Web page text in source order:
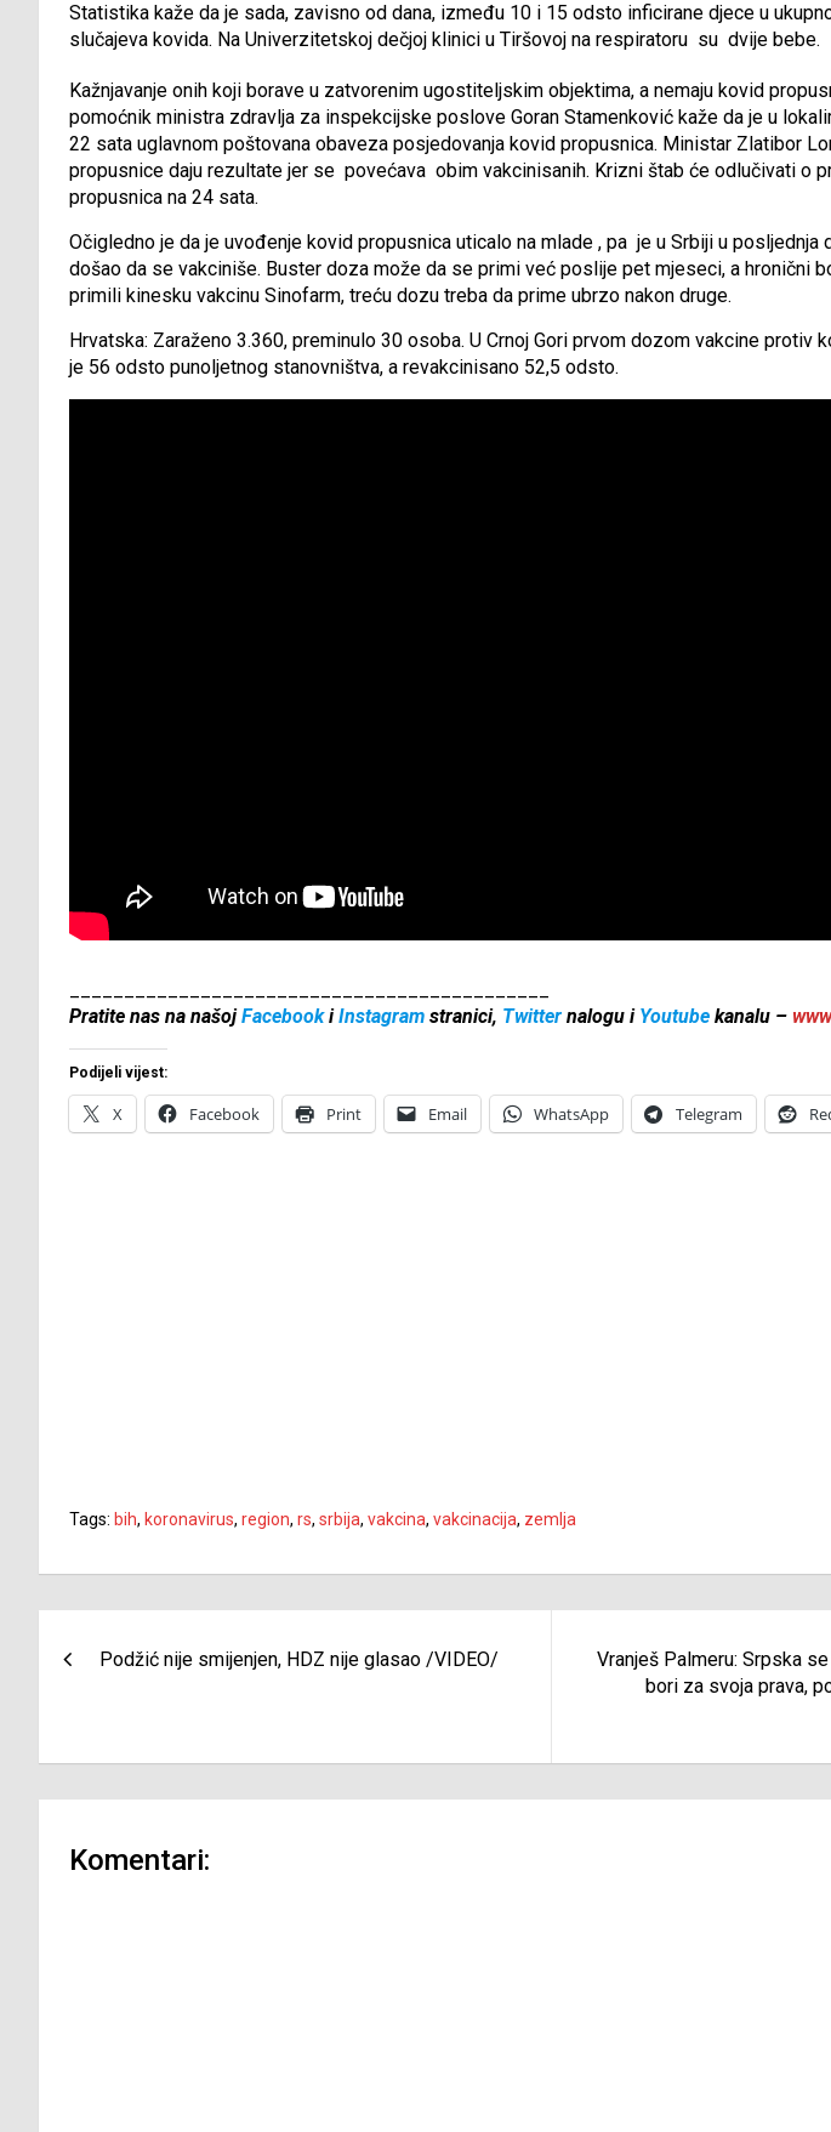
Statistika kaže da je sada, zavisno od dana, između 10 i 15 odsto inficirane djece u
slučajeva kovida. Na Univerzitetskoj dečjoj klinici u Tiršovoj na respiratoru su dvije bebe.
Kažnjavanje onih koji borave u zatvorenim ugostiteljskim objektima, a nemaju kovid
pomoćnik ministra zdravlja za inspekcijske poslove Goran Stamenković kaže da je u
22 sata uglavnom poštovana obaveza posjedovanja kovid propusnica. Ministar Zlatibor
propusnice daju rezultate jer se povećava obim vakcinisanih. Krizni štab će odlučivati o
propusnica na 24 sata.
Očigledno je da je uvođenje kovid propusnica uticalo na mlade , pa je u Srbiji u posljednja
došao da se vakciniše. Buster doza može da se primi već poslije pet mjeseci, a hronični
primili kinesku vakcinu Sinofarm, treću dozu treba da prime ubrzo nakon druge.
Hrvatska: Zaraženo 3.360, preminulo 30 osoba. U Crnoj Gori prvom dozom vakcine protiv
je 56 odsto punoljetnog stanovništva, a revakcinisano 52,5 odsto.
Pratite nas na našojFacebookiInstagram stranici, Twitter nalogu i Youtube kanalu –
Podijeli vijest:
X Facebook Print Email WhatsApp Telegram
Tags: bih, koronavirus, region, rs, srbija, vakcina, vakcinacija, zemlja
Podžić nije smijenjen, HDZ nije glasao /VIDEO/
Vranješ Palmeru: Srpska
bori za svoja prava,
Komentari: